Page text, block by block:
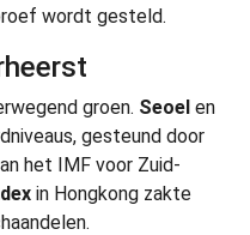
wordt gesteld.
groen. Seoel en
gesteund door
het IMF voor Zuid-
in Hongkong zakte